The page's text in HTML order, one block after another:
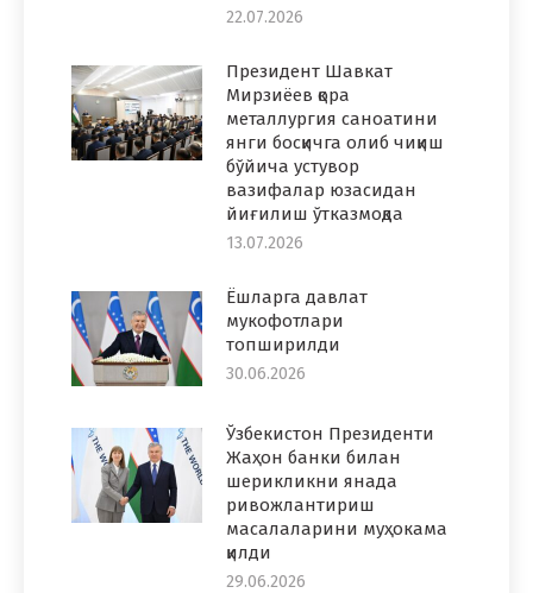
22.07.2026
Президент Шавкат
Мирзиёев қора
металлургия саноатини
янги босқичга олиб чиқиш
бўйича устувор
вазифалар юзасидан
йиғилиш ўтказмоқда
13.07.2026
Ёшларга давлат
мукофотлари
топширилди
30.06.2026
Ўзбекистон Президенти
Жаҳон банки билан
шерикликни янада
ривожлантириш
масалаларини муҳокама
қилди
29.06.2026